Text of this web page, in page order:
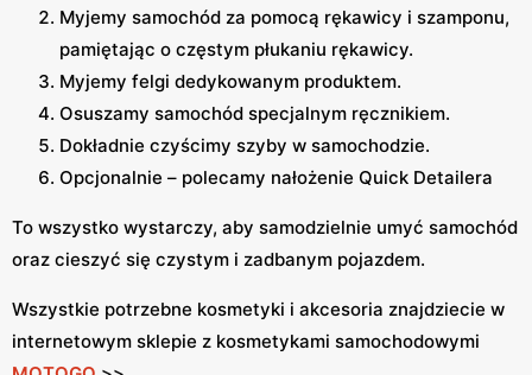
Myjemy samochód za pomocą rękawicy i szamponu,
pamiętając o częstym płukaniu rękawicy.
Myjemy felgi dedykowanym produktem.
Osuszamy samochód specjalnym ręcznikiem.
Dokładnie czyścimy szyby w samochodzie.
Opcjonalnie – polecamy nałożenie Quick Detailera
To wszystko wystarczy, aby samodzielnie umyć samochód
oraz cieszyć się czystym i zadbanym pojazdem.
Wszystkie potrzebne kosmetyki i akcesoria znajdziecie w
internetowym sklepie z kosmetykami samochodowymi